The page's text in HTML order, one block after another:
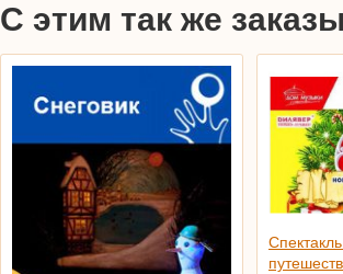
С этим так же